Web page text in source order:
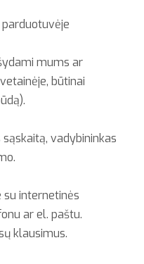
mums ar
būtinai
vadybininkas
su internetinės
ar el. paštu.
klausimus.